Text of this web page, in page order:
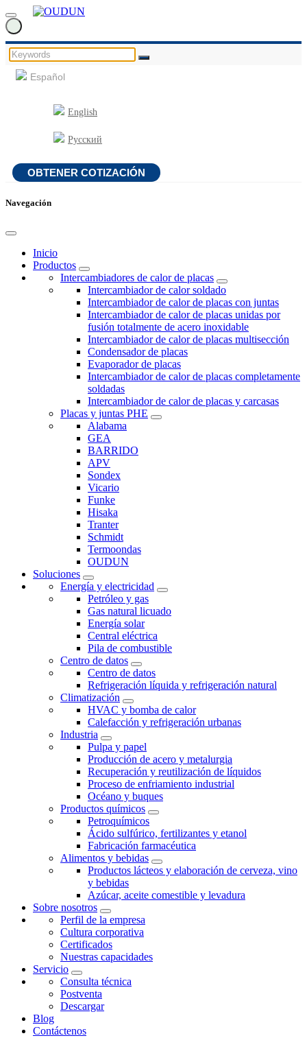
Español
English
Русский
OBTENER COTIZACIÓN
Navegación
Inicio
Productos
Intercambiadores de calor de placas
Intercambiador de calor soldado
Intercambiador de calor de placas con juntas
Intercambiador de calor de placas unidas por
fusión totalmente de acero inoxidable
Intercambiador de calor de placas multisección
Condensador de placas
Evaporador de placas
Intercambiador de calor de placas completamente
soldadas
Intercambiador de calor de placas y carcasas
Placas y juntas PHE
Alabama
GEA
BARRIDO
APV
Sondex
Vicario
Funke
Hisaka
Tranter
Schmidt
Termoondas
OUDUN
Soluciones
Energía y electricidad
Petróleo y gas
Gas natural licuado
Energía solar
Central eléctrica
Pila de combustible
Centro de datos
Centro de datos
Refrigeración líquida y refrigeración natural
Climatización
HVAC y bomba de calor
Calefacción y refrigeración urbanas
Industria
Pulpa y papel
Producción de acero y metalurgia
Recuperación y reutilización de líquidos
Proceso de enfriamiento industrial
Océano y buques
Productos químicos
Petroquímicos
Ácido sulfúrico, fertilizantes y etanol
Fabricación farmacéutica
Alimentos y bebidas
Productos lácteos y elaboración de cerveza, vino
y bebidas
Azúcar, aceite comestible y levadura
Sobre nosotros
Perfil de la empresa
Cultura corporativa
Certificados
Nuestras capacidades
Servicio
Consulta técnica
Postventa
Descargar
Blog
Contáctenos